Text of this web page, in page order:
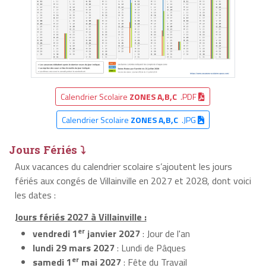
Calendrier Scolaire ZONES A,B,C .PDF
Calendrier Scolaire ZONES A,B,C.JPG
Jours Fériés ⤵
Aux vacances du calendrier scolaire s’ajoutent les jours
fériés aux congés de Villainville en 2027 et 2028, dont voici
les dates :
Jours fériés 2027 à Villainville :
vendredi 1er janvier 2027: Jour de l'an
lundi 29 mars 2027: Lundi de Pâques
samedi 1er mai 2027: Fête du Travail